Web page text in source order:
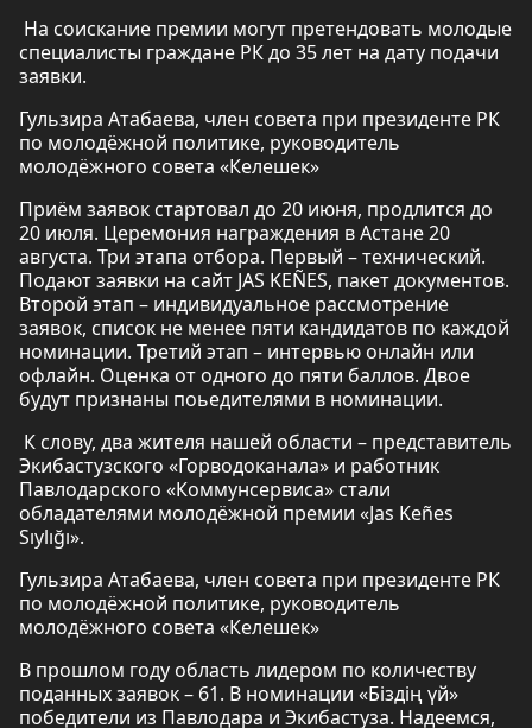
На соискание премии могут претендовать молодые
специалисты граждане РК до 35 лет на дату подачи
заявки.
Гульзира Атабаева, член совета при президенте РК
по молодёжной политике, руководитель
молодёжного совета «Келешек»
Приём заявок стартовал до 20 июня, продлится до
20 июля. Церемония награждения в Астане 20
августа. Три этапа отбора. Первый – технический.
Подают заявки на сайт JAS KEÑES, пакет документов.
Второй этап – индивидуальное рассмотрение
заявок, список не менее пяти кандидатов по каждой
номинации. Третий этап – интервью онлайн или
офлайн. Оценка от одного до пяти баллов. Двое
будут признаны поьедителями в номинации.
К слову, два жителя нашей области – представитель
Экибастузского «Горводоканала» и работник
Павлодарского «Коммунсервиса» стали
обладателями молодёжной премии «Jas Keñes
Sıylığı».
Гульзира Атабаева, член совета при президенте РК
по молодёжной политике, руководитель
молодёжного совета «Келешек»
В прошлом году область лидером по количеству
поданных заявок – 61. В номинации «Біздің үй»
победители из Павлодара и Экибастуза. Надеемся,